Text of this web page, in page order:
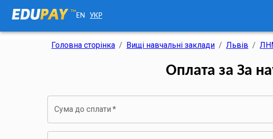
EN УКР
Головна сторінка / Вищі навчальні заклади / Львів /
Оплата за За
Сума до сплати *